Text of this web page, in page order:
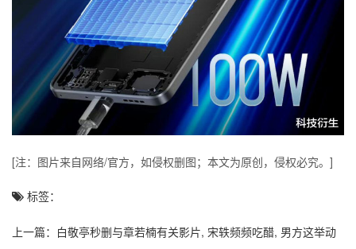
[注：图片来自网络/官方，如侵权删图；本文为原创，侵权必究。]
标签：
上一篇： 白敬亭秒删与章若楠有关影片, 宋轶频频吃醋, 男方这举动